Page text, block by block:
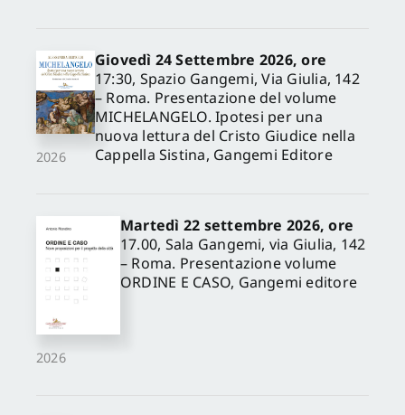
2026
Giovedì 24 Settembre 2026, ore
17:30, Spazio Gangemi, Via Giulia, 142
– Roma. Presentazione del volume
MICHELANGELO. Ipotesi per una
nuova lettura del Cristo Giudice nella
Cappella Sistina, Gangemi Editore
2026
Martedì 22 settembre 2026, ore
17.00, Sala Gangemi, via Giulia, 142
– Roma. Presentazione volume
ORDINE E CASO, Gangemi editore